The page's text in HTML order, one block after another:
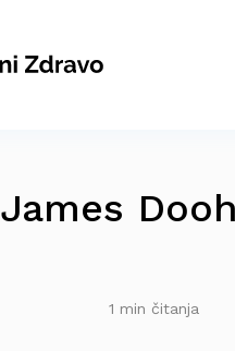
James
1 min čitanja